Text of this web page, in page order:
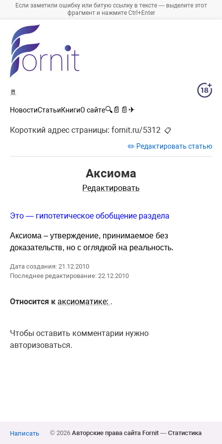
Если заметили ошибку или битую ссылку в тексте — выделите этот
фрагмент и нажмите Ctrl+Enter
🚪
НовостиСтатьиКнигиО сайте🔍 📄 📄 ✈
Короткий адрес страницы: fornit.ru/5312 📋
✏️ Редактировать статью
Аксиома
Редактировать
Это — гипотетическое обобщение раздела
Аксиома – утверждение, принимаемое без
доказательств, но с оглядкой на реальность.
Дата создания: 21.12.2010
Последнее редактирование: 22.12.2010
Относится к аксиоматике: .
Чтобы оставить комментарии нужно
авторизоваться.
Написать © 2026 Авторские права сайта Fornit— Статистика